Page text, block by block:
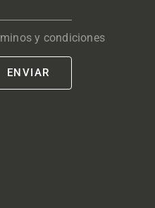
y condiciones